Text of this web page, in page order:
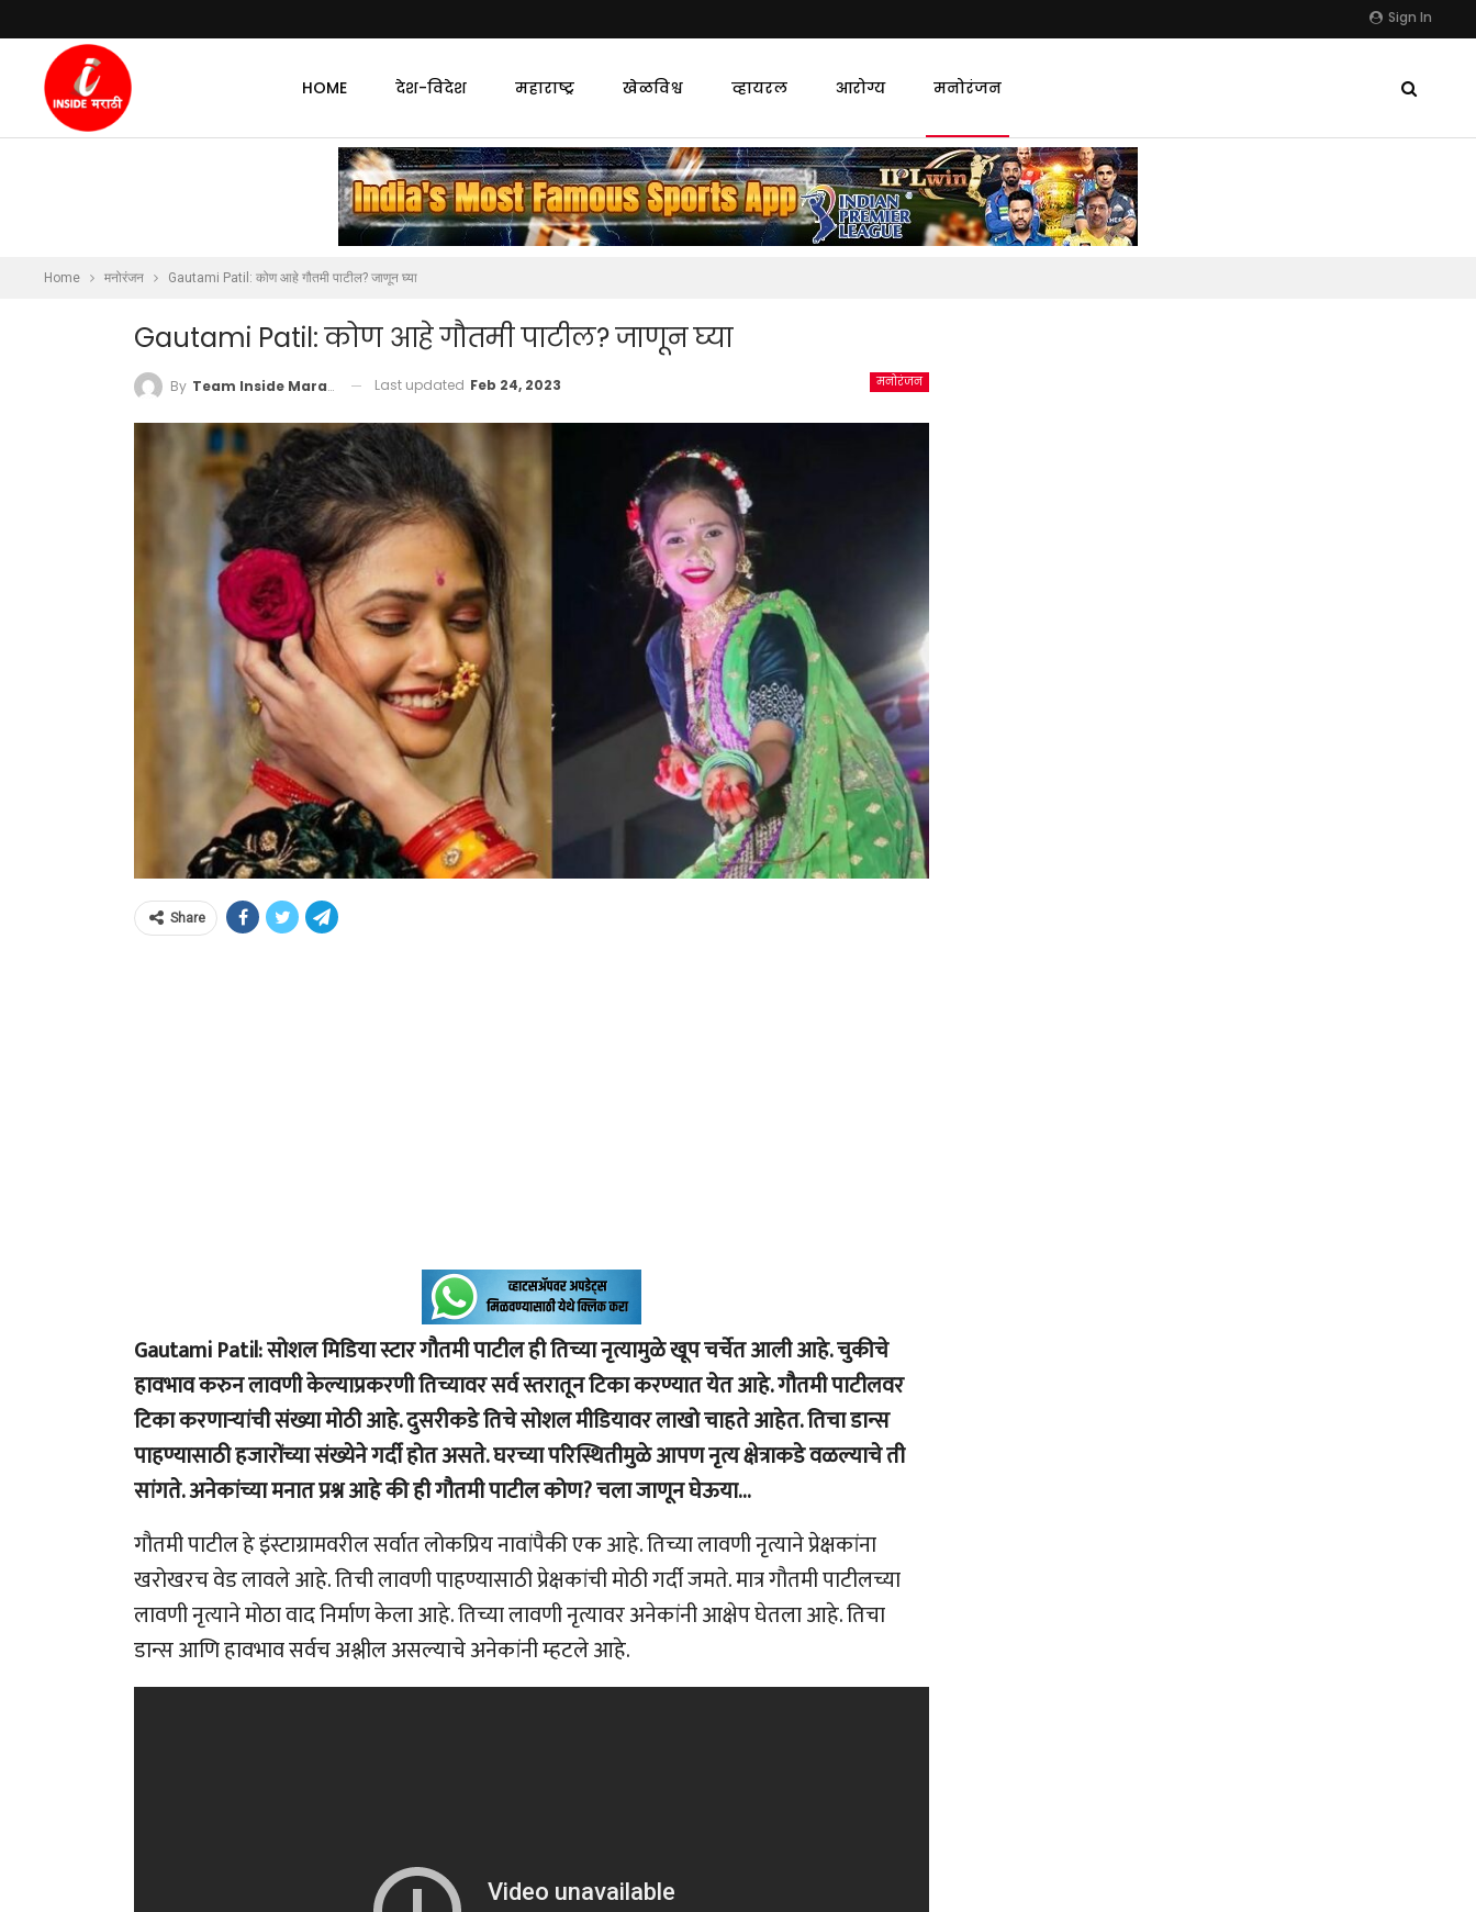
Sign In
HOME देश-विदेश महाराष्ट्र खेळविश्व व्हायरल आरोग्य मनोरंजन
Home मनोरंजन Gautami Patil: कोण आहे गौतमी पाटील? जाणून घ्या
Gautami Patil: कोण आहे गौतमी पाटील? जाणून घ्या
मनोरंजन
By Team Inside Marathi Last updated Feb 24, 2023
Share
Gautami Patil: सोशल मिडिया स्टार गौतमी पाटील ही तिच्या नृत्यामुळे खूप चर्चेत आली आहे. चुकीचे
हावभाव करुन लावणी केल्याप्रकरणी तिच्यावर सर्व स्तरातून टिका करण्यात येत आहे. गौतमी पाटीलवर
टिका करणाऱ्यांची संख्या मोठी आहे. दुसरीकडे तिचे सोशल मीडियावर लाखो चाहते आहेत. तिचा डान्स
पाहण्यासाठी हजारोंच्या संख्येने गर्दी होत असते. घरच्या परिस्थितीमुळे आपण नृत्य क्षेत्राकडे वळल्याचे ती
सांगते. अनेकांच्या मनात प्रश्न आहे की ही गौतमी पाटील कोण? चला जाणून घेऊया…
गौतमी पाटील हे इंस्टाग्रामवरील सर्वात लोकप्रिय नावांपैकी एक आहे. तिच्या लावणी नृत्याने प्रेक्षकांना
खरोखरच वेड लावले आहे. तिची लावणी पाहण्यासाठी प्रेक्षकांची मोठी गर्दी जमते. मात्र गौतमी पाटीलच्या
लावणी नृत्याने मोठा वाद निर्माण केला आहे. तिच्या लावणी नृत्यावर अनेकांनी आक्षेप घेतला आहे. तिचा
डान्स आणि हावभाव सर्वच अश्लील असल्याचे अनेकांनी म्हटले आहे.